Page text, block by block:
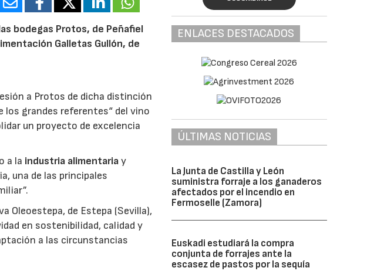
bodegas Protos, de Peñafiel
Galletas Gullón, de
a Protos de dicha distinción
los grandes referentes“ del vino
un proyecto de excelencia
a la industria alimentariay
una de las principales
Oleoestepa, de Estepa (Sevilla),
en sostenibilidad, calidad y
a las circunstancias
ENLACES DESTACADOS
ÚLTIMAS NOTICIAS
La Junta de Castilla y León
suministra forraje a los ganaderos
afectados por el incendio en
Fermoselle (Zamora)
Euskadi estudiará la compra
conjunta de forrajes ante la
escasez de pastos por la sequía